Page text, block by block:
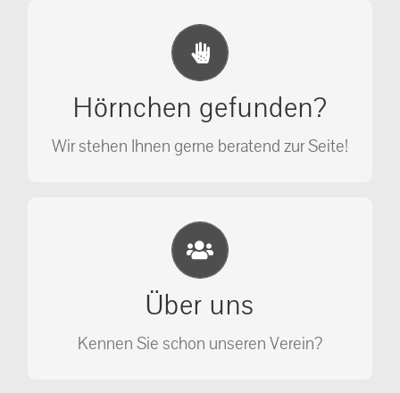
Hörnchen gefunden?
Wir stehen Ihnen gerne beratend zur Seite!
Erste Hilfe Maßnahmen
Ihr Anruf kann Leben retten!
Über uns
Kennen Sie schon unseren Verein?
Eichhörnchen Schutz e.V.
Wir sehen nicht weg, wir retten!